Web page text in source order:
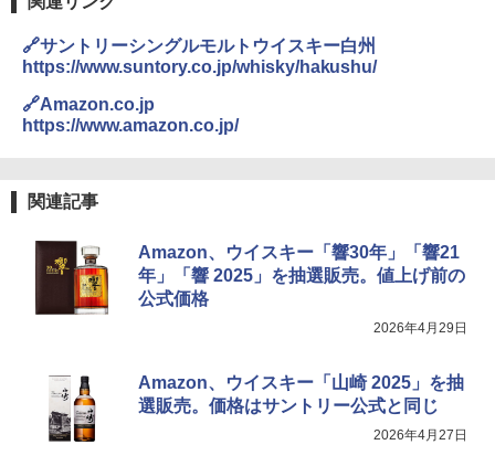
🔗サントリーシングルモルトウイスキー白州
https://www.suntory.co.jp/whisky/hakushu/
🔗Amazon.co.jp
https://www.amazon.co.jp/
関連記事
Amazon、ウイスキー「響30年」「響21
年」「響 2025」を抽選販売。値上げ前の
公式価格
2026年4月29日
Amazon、ウイスキー「山崎 2025」を抽
選販売。価格はサントリー公式と同じ
2026年4月27日